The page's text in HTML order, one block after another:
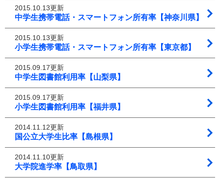
2015.10.13更新
中学生携帯電話・スマートフォン所有率【神奈川県】
2015.10.13更新
小学生携帯電話・スマートフォン所有率【東京都】
2015.09.17更新
中学生図書館利用率【山梨県】
2015.09.17更新
小学生図書館利用率【福井県】
2014.11.12更新
国公立大学生比率【島根県】
2014.11.10更新
大学院進学率【鳥取県】